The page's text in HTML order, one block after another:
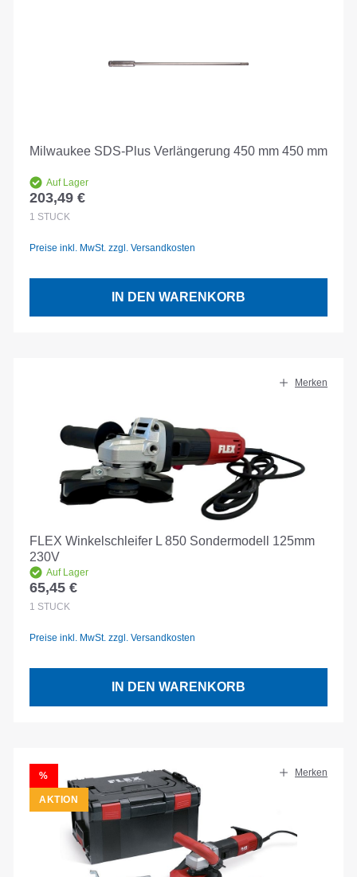
Milwaukee SDS-Plus Verlängerung 450 mm 450 mm
Auf Lager
Regulärer Preis:
203,49 €
1 STÜCK
Preise inkl. MwSt. zzgl. Versandkosten
IN DEN WARENKORB
Merken
FLEX Winkelschleifer L 850 Sondermodell 125mm
230V
Auf Lager
Regulärer Preis:
65,45 €
1 STÜCK
Preise inkl. MwSt. zzgl. Versandkosten
IN DEN WARENKORB
RABATT
%
AKTION
Merken